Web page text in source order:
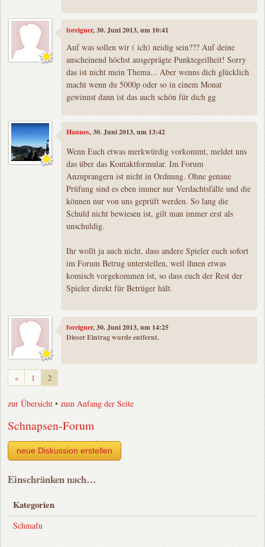
foreigner, 30. Juni 2013, um 10:41
Auf was sollen wir ( ich) neidig sein??? Auf deine
anscheinend höchst ausgeprägte Punktegeilheit! Sorry
das ist nicht mein Thema... Aber wenns dich glücklich
macht wenn du 5000p oder so in einem Monat
gewinnst dann ist das auch schön für dich gg
Hannes, 30. Juni 2013, um 13:42
Wenn Euch etwas merkwürdig vorkommt, meldet uns
das über das Kontaktformular. Im Forum
Anzuprangern ist nicht in Ordnung. Ohne genaue
Prüfung sind es eben immer nur Verdachtsfälle und die
können nur von uns geprüft werden. So lang die
Schuld nicht bewiesen ist, gilt man immer erst als
unschuldig.
Ihr wollt ja auch nicht, dass andere Spieler euch sofort
im Forum Betrug unterstellen, weil ihnen etwas
komisch vorgekommen ist, so dass euch der Rest der
Spieler direkt für Betrüger hält.
foreigner, 30. Juni 2013, um 14:25
Dieser Eintrag wurde entfernt.
«Zurück1 2
zur Übersicht •zum Anfang der Seite
Schnapsen-Forum
neue Diskussion erstellen
Einschränken nach…
Kategorien
Schmafu